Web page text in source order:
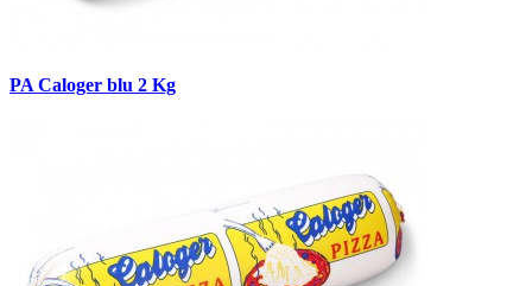
PA Caloger blu 2 Kg